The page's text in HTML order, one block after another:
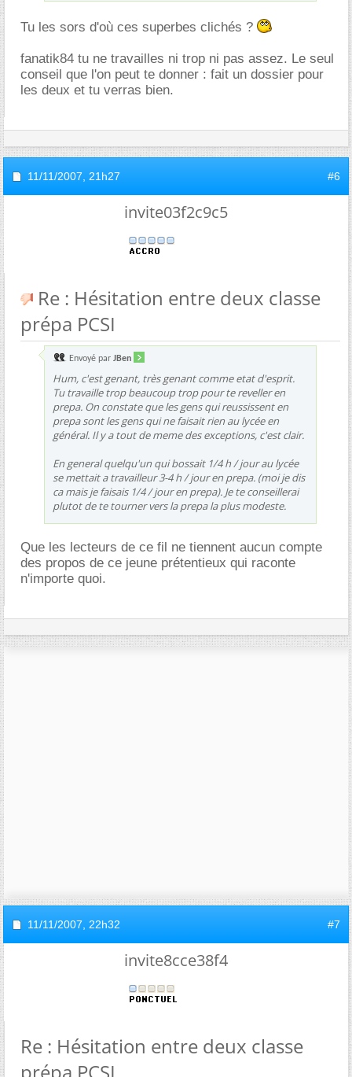
Tu les sors d'où ces superbes clichés ?
fanatik84 tu ne travailles ni trop ni pas assez. Le seul
conseil que l'on peut te donner : fait un dossier pour
les deux et tu verras bien.
11/11/2007, 21h27 #6
invite03f2c9c5
Re : Hésitation entre deux classe
prépa PCSI
Envoyé par JBen
Hum, c'est genant, très genant comme etat d'esprit.
Tu travaille trop beaucoup trop pour te reveller en
prepa. On constate que les gens qui reussissent en
prepa sont les gens qui ne faisait rien au lycée en
général. Il y a tout de meme des exceptions, c'est clair.
En general quelqu'un qui bossait 1/4 h / jour au lycée
se mettait a travailleur 3-4 h / jour en prepa. (moi je dis
ca mais je faisais 1/4 / jour en prepa). Je te conseillerai
plutot de te tourner vers la prepa la plus modeste.
Que les lecteurs de ce fil ne tiennent aucun compte
des propos de ce jeune prétentieux qui raconte
n'importe quoi.
11/11/2007, 22h32 #7
invite8cce38f4
Re : Hésitation entre deux classe